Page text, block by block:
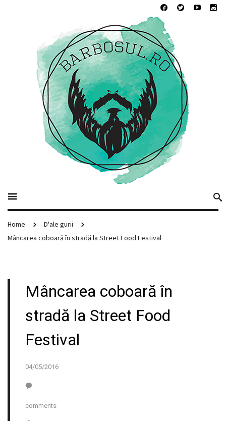
Home
D'ale gurii
Mâncarea coboară în stradă la Street Food Festival
Mâncarea coboară în
stradă la Street Food
Festival
04/05/2016
comments